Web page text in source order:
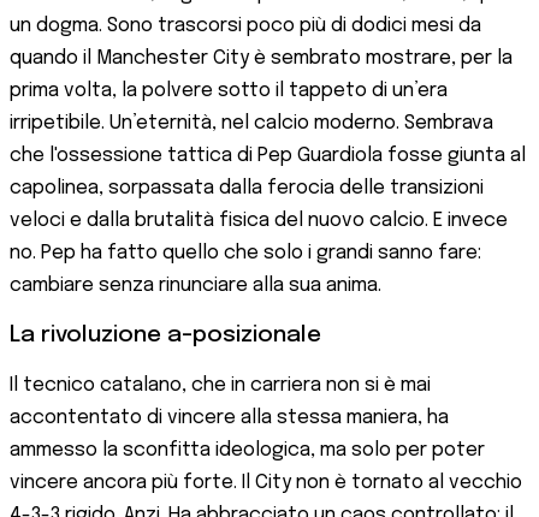
un dogma. Sono trascorsi poco più di dodici mesi da
quando il Manchester City è sembrato mostrare, per la
prima volta, la polvere sotto il tappeto di un’era
irripetibile. Un’eternità, nel calcio moderno. Sembrava
che l'ossessione tattica di Pep Guardiola fosse giunta al
capolinea, sorpassata dalla ferocia delle transizioni
veloci e dalla brutalità fisica del nuovo calcio. E invece
no. Pep ha fatto quello che solo i grandi sanno fare:
cambiare senza rinunciare alla sua anima.
La rivoluzione a-posizionale
Il tecnico catalano, che in carriera non si è mai
accontentato di vincere alla stessa maniera, ha
ammesso la sconfitta ideologica, ma solo per poter
vincere ancora più forte. Il City non è tornato al vecchio